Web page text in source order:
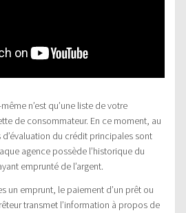
n’est qu’une liste de votre
de consommateur. En ce moment, au
du crédit principales sont
agence possède l’historique du
emprunté de l’argent.
un emprunt, le paiement d’un prêt ou
transmet l’information à propos de